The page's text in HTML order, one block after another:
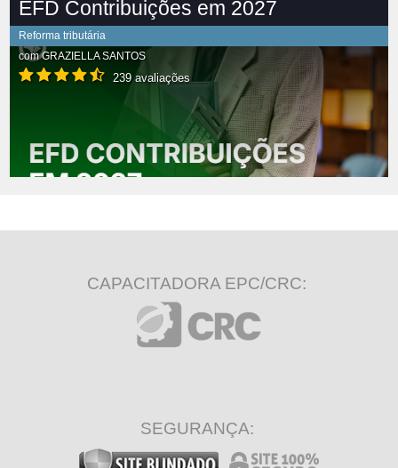
EFD Contribuições em 2027
Reforma tributária
comGRAZIELLA SANTOS
239 avaliações
CAPACITADORA EPC/CRC:
SEGURANÇA: